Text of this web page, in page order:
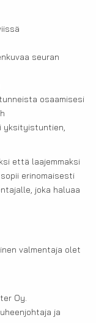
seuran
osaamisesi
yksityistuntien,
että laajemmaksi
erinomaisesti
joka haluaa
valmentaja olet
Oy.
ja